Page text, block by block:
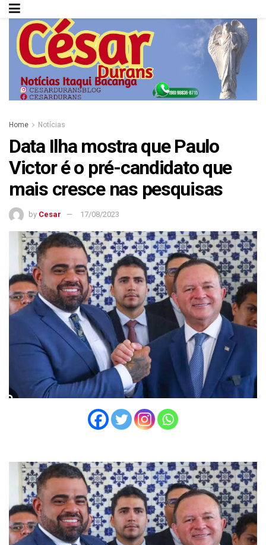
Home Notícias
Data Ilha mostra que Paulo
Victor é o pré-candidato que
mais cresce nas pesquisas
by Cesar 17/08/2023